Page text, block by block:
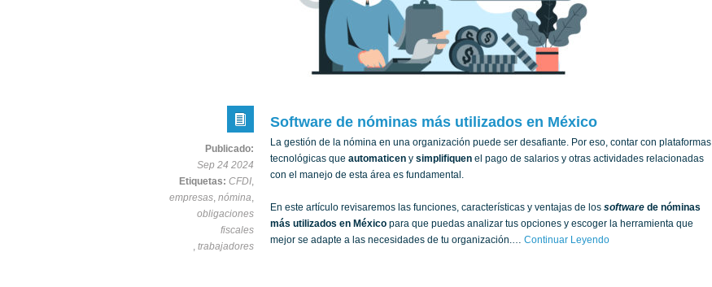
Software de nóminas más utilizados en México
La gestión de la nómina en una organización puede ser desafiante. Por eso, contar con plataformas
tecnológicas que automaticen y simplifiquen el pago de salarios y otras actividades relacionadas
con el manejo de esta área es fundamental.
En este artículo revisaremos las funciones, características y ventajas de los software de nóminas
más utilizados en México para que puedas analizar tus opciones y escoger la herramienta que
mejor se adapte a las necesidades de tu organización.… Continuar Leyendo
Publicado:
Sep 24 2024
Etiquetas: CFDI,
empresas, nómina,
obligaciones
fiscales
, trabajadores